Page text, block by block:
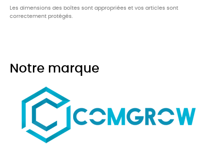
Les dimensions des boîtes sont appropriées et vos articles sont
correctement protégés.
Notre marque